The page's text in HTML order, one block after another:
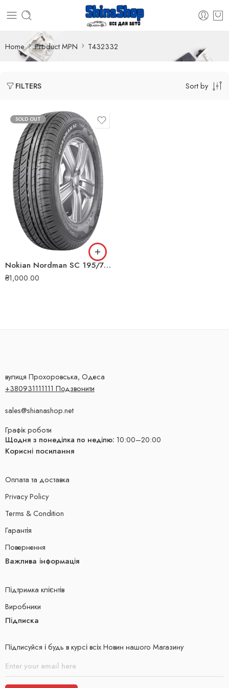
Home Product MPN T432332
FILTERS Sort by
SOLD OUT
Nokian Nordman SC 195/75 R16C 107/105S літня шина
₴1,000.00
вулиця Прохоровська, Одеса
+380931111111 Подзвонити
sales@shianashop.net
Графік роботи
Щодня з понеділка по неділю: 10:00–20:00
Корисні посилання
Оплата та доставка
Privacy Policy
Terms & Condition
Гарантія
Повернення
Важлива інформація
Підтримка клієнтів
Виробники
Підписка
Підписуйся і будь в курсі всіх Новин нашого Магазину